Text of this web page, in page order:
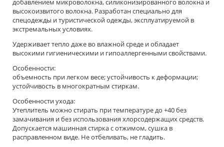
добавлением микроволокна, силиконизированного волокна и
высокоизвитого волокна. Разработан специально для
спецодежды и туристической одежды, эксплуатируемой в
экстремальных условиях.
Удерживает тепло даже во влажной среде и обладает
высокими гигиеническими и гипоаллергенными свойствами.
Особенности:
объемность при легком весе; устойчивость к деформации;
устойчивость в многократным стиркам.
Особенности ухода:
Утеплитель можно стирать при температуре до +40 без
замачивания и без использования хлорсодержащих средств.
Допускается машинная стирка с отжимом, сушка в
расправленном виде. Не отбеливать, не гладить.